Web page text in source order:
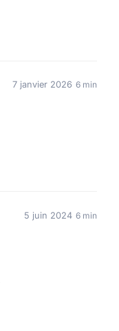
7 janvier 2026 6 min
5 juin 2024 6 min